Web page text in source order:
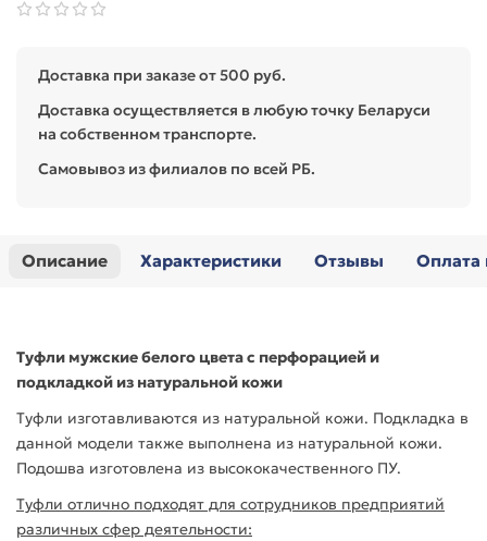
Доставка при заказе от 500 руб.
Доставка осуществляется в любую точку Беларуси
на собственном транспорте.
Самовывоз из филиалов по всей РБ.
Описание Характеристики Отзывы Оплата
Туфли мужскиебелого цветас перфорацией и
подкладкой из натуральной кожи
Туфли изготавливаются из натуральной кожи. Подкладка в
данной модели также выполнена из натуральной кожи.
Подошва изготовлена из высококачественного ПУ.
Туфли отлично подходят для сотрудников предприятий
различных сфер деятельности: